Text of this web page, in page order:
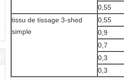
0,55
tissu de tissage 3-shed
simple
0,55
0,9
0,7
0,3
0,3